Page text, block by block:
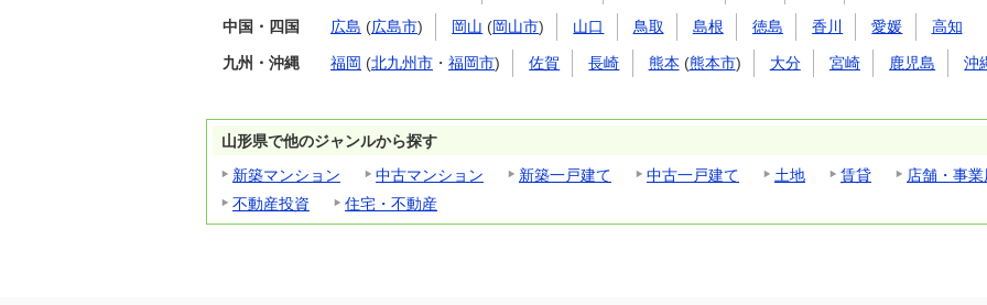
中国・四国 広島 (広島市) 岡山 (岡山市) 山口 鳥取 島根 徳島 香川 愛媛 高知
九州・沖縄 福岡 (北九州市 ・ 福岡市) 佐賀 長崎 熊本 (熊本市) 大分 宮崎 鹿児島 沖
山形県で他のジャンルから探す
新築マンション
中古マンション 新築一戸建て 中古一戸建て 土地 賃貸
店舗・事業
不動産投資
住宅・不動産